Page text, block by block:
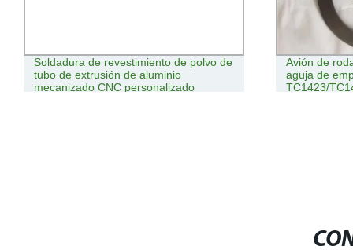
Soldadura de revestimiento de polvo de
tubo de extrusión de aluminio
mecanizado CNC personalizado
Avión de
aguja de
TC1423/